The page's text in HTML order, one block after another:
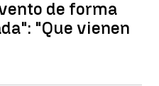
de forma
"Que vienen